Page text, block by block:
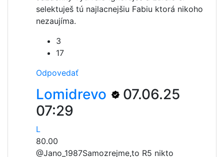
selektuješ tú najlacnejšiu Fabiu ktorá nikoho
nezaujíma.
3
17
Odpovedať
Lomidrevo
07.06.25
07:29
L
80.00
@Jano_1987Samozrejme,to R5 nikto